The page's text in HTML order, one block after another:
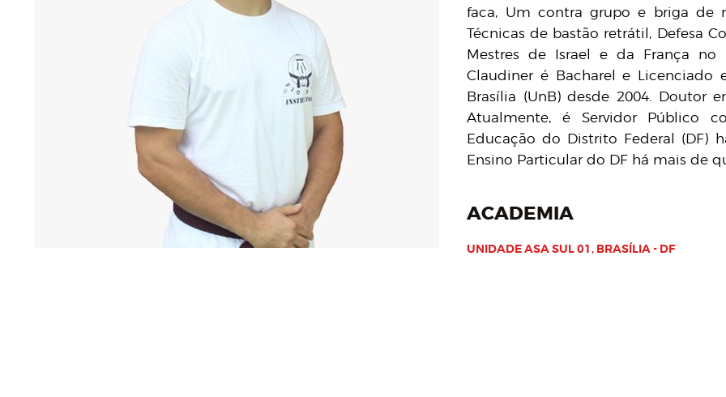
faca, Um contra grupo e briga de
Técnicas de bastão retrátil, Defesa
Mestres de Israel e da França no
Claudiner é Bacharel e Licenciado
Brasília (UnB) desde 2004. Doutor
Atualmente, é Servidor Público
Educação do Distrito Federal (DF)
Ensino Particular do DF há mais de
ACADEMIA
UNIDADE ASA SUL 01, BRASÍLIA - DF